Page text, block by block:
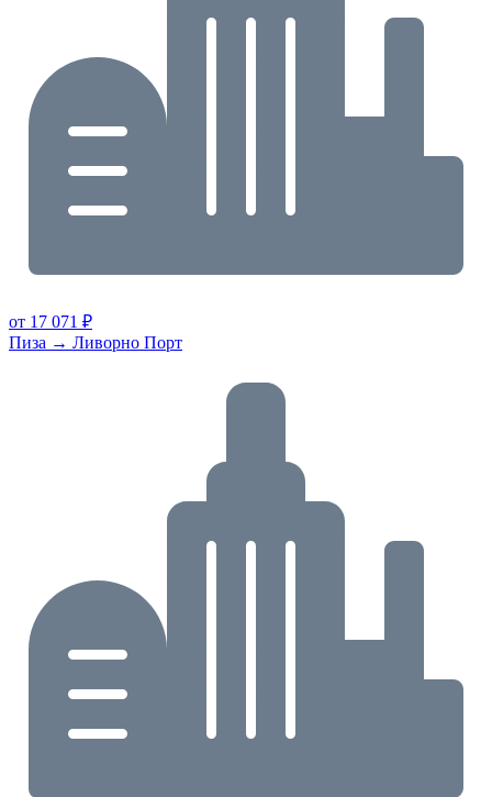
от 17 071 ₽
Пиза → Ливорно Порт